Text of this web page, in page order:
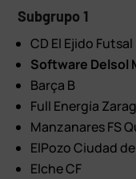
Subgrupo 1
CD El Ejido Futsal
Software Delsol
Barça B
Full Energía
Manzanares FS
ElPozo Ciudad
Elche CF